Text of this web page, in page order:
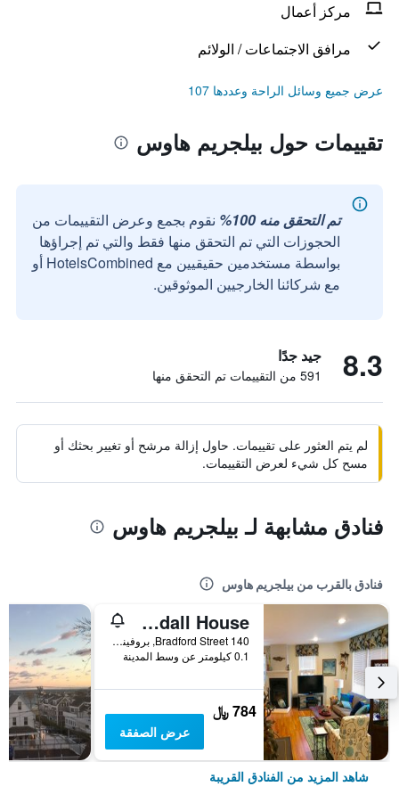
مركز أعمال
مرافق الاجتماعات / الولائم
عرض جميع وسائل الراحة وعددها 107
تقييمات حول بيلجريم هاوس
تم التحقق منه 100%
نقوم بجمع وعرض التقييمات من
الحجوزات التي تم التحقق منها فقط والتي تم إجراؤها
بواسطة مستخدمين حقيقيين مع HotelsCombined أو
مع شركائنا الخارجيين الموثوقين.
8.3 جيد جدًا
591 من التقييمات تم التحقق منها
لم يتم العثور على تقييمات. حاول إزالة مرشح أو تغيير بحثك أو
مسح كل شيء لعرض التقييمات.
فنادق مشابهة لـ بيلجريم هاوس
فنادق بالقرب من بيلجريم هاوس
The John Randall House
140 Bradford Street, بروفينستون, MA, الولايات المتحدة الأميريكية
0.1 كيلومتر عن وسط المدينة
784 ﷼
عرض الصفقة
شاهد المزيد من الفنادق القريبة